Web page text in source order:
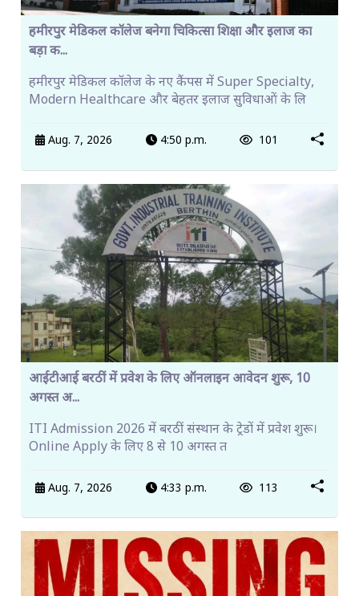
हमीरपुर मेडिकल कॉलेज बनेगा चिकित्सा शिक्षा और इलाज का
बड़ा क...
हमीरपुर मेडिकल कॉलेज के नए कैंपस में Super Specialty,
Modern Healthcare और बेहतर इलाज सुविधाओं के लि
Aug. 7, 2026 4:50 p.m. 101
आईटीआई बरठीं में प्रवेश के लिए ऑनलाइन आवेदन शुरू, 10
अगस्त अ...
ITI Admission 2026 में बरठीं संस्थान के ट्रेडों में प्रवेश शुरू।
Online Apply के लिए 8 से 10 अगस्त त
Aug. 7, 2026 4:33 p.m. 113